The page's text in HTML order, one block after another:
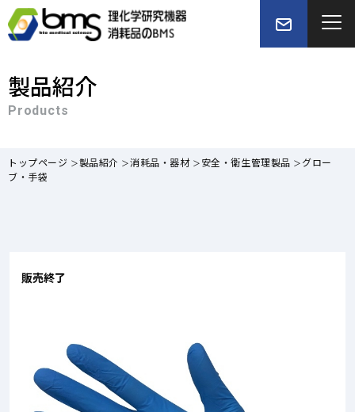
製品紹介
Products
トップページ 製品紹介 消耗品・器材 安全・衛生管理製品
グロー
ブ・手袋
販売終了